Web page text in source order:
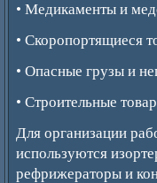
• Медикаменты и
• Скоропортящиеся
• Опасные грузы и
• Строительные
Для организации
используются
рефрижераторы и